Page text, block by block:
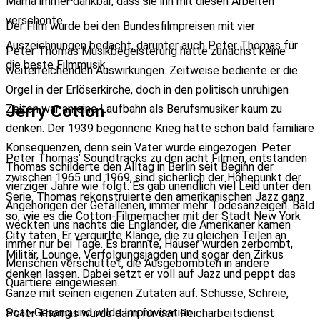
Der Film wurde bei den Bundesfilmpreisen mit vier
Auszeichnungen bedacht, darunter auch Peter Thomas für
die beste Filmmusik.
Jerry Cotton
Peter Thomas’ Soundtracks zu den acht Filmen, entstanden
zwischen 1965 und 1969, sind sicherlich der Höhepunkt der
Serie. Thomas rekonstruierte den amerikanischen Jazz ganz
so, wie es die Cotton-Filmemacher mit der Stadt New York
City taten. Er verquirlte Klänge, die zu gleichen Teilen an
Militär, Lounge, Verfolgungsjagden und sogar den Zirkus
denken lassen. Dabei setzt er voll auf Jazz und peppt das
Ganze mit seinen eigenen Zutaten auf: Schüsse, Schreie,
Scat-Gesang und wilde Improvisation.
verschonte.
Peter Thomas Musikbegeisterung hatte zunächst keine
weiterreichenden Auswirkungen. Zeitweise bediente er die
Orgel in der Erlöserkirche, doch in den politisch unruhigen
Zeiten war an eine Laufbahn als Berufsmusiker kaum zu
denken. Der 1939 begonnene Krieg hatte schon bald familiäre
Konsequenzen, denn sein Vater wurde eingezogen. Peter
Thomas schilderte den Alltag in Berlin seit Beginn der
vierziger Jahre wie folgt: Es gab unendlich viel Leid unter den
Angehörigen der Gefallenen, immer mehr Todesanzeigen. Bald
weckten uns nachts die Engländer, die Amerikaner kamen
immer nur bei Tage. Es brannte, Häuser wurden zerbombt,
Menschen verschüttet, die Ausgebombten in andere
Quartiere eingewiesen.
Peter Thomas wurde dann für den Reicharbeitsdienst